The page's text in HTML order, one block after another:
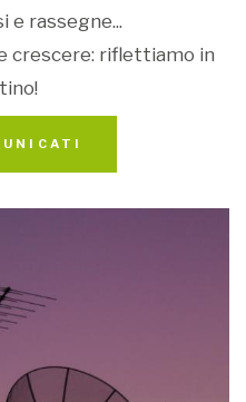
e rassegne...
crescere: riflettiamo in